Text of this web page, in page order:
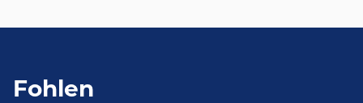
Fohlen